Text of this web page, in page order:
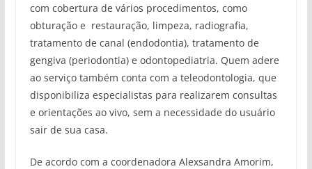
com cobertura de vários procedimentos, como
obturação e restauração, limpeza, radiografia,
tratamento de canal (endodontia), tratamento de
gengiva (periodontia) e odontopediatria. Quem adere
ao serviço também conta com a teleodontologia, que
disponibiliza especialistas para realizarem consultas
e orientações ao vivo, sem a necessidade do usuário
sair de sua casa.
De acordo com a coordenadora Alexsandra Amorim,